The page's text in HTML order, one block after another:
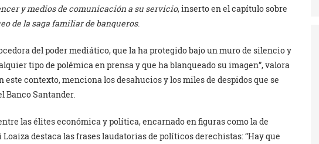
y medios de comunicación a su servicio, inserto en el capítulo sobre
de la saga familiar de banqueros.
del poder mediático, que la ha protegido bajo un muro de silencio y
tipo de polémica en prensa y que ha blanqueado su imagen”, valora
este contexto, menciona los desahucios y los miles de despidos que se
Banco Santander.
las élites económica y política, encarnado en figuras como la de
destaca las frases laudatorias de políticos derechistas: “Hay que